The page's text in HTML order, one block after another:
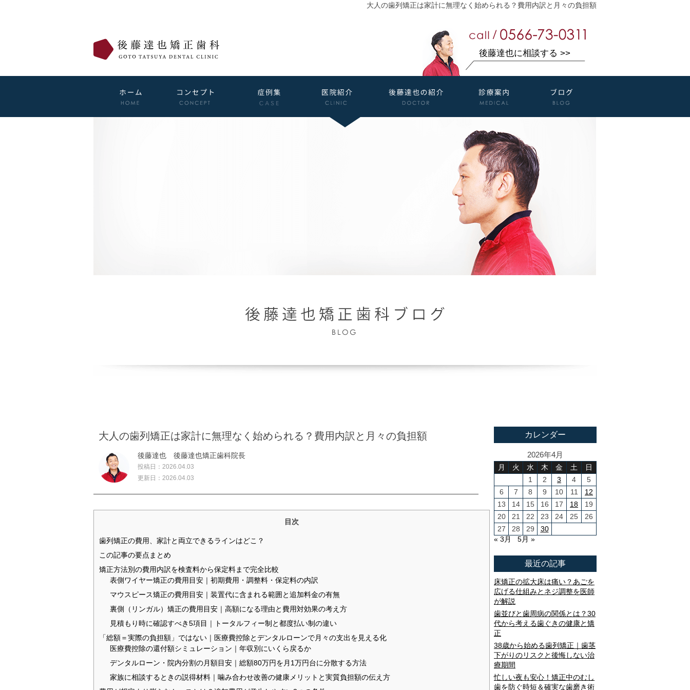
大人の歯列矯正は家計に無理なく始められる？費用内訳と月々の負担額
後藤達也に相談する >>
大人の歯列矯正は家計に無理なく始められる？費用内訳と月々の負担額
後藤達也 後藤達也矯正歯科院長
投稿日：2026.04.03
更新日：2026.04.03
目次
歯列矯正の費用、家計と両立できるラインはどこ？
この記事の要点まとめ
矯正方法別の費用内訳を検査料から保定料まで完全比較
表側ワイヤー矯正の費用目安｜初期費用・調整料・保定料の内訳
マウスピース矯正の費用目安｜装置代に含まれる範囲と追加料金の有無
裏側（リンガル）矯正の費用目安｜高額になる理由と費用対効果の考え方
見積もり時に確認すべき5項目｜トータルフィー制と都度払い制の違い
「総額＝実際の負担額」ではない｜医療費控除とデンタルローンで月々の支出を見える化
医療費控除の還付額シミュレーション｜年収別にいくら戻るか
デンタルローン・院内分割の月額目安｜総額80万円を月1万円台に分散する方法
家族に相談するときの説得材料｜噛み合わせ改善の健康メリットと実質負担額の伝え方
カレンダー
2026年4月
月 火 水 木 金 土
日
1
2 3 4
5
6
7 8 9 10 11
12
13
14 15 16 17 18
19
20
21 22 23 24 25
26
27
28 29
30
« 3月
5月 »
最近の記事
床矯正の拡大床は痛い？あごを
広げる仕組みとネジ調整を医師
が解説
歯並びと歯周病の関係とは？30
代から考える歯ぐきの健康と矯
正
38歳から始める歯列矯正｜歯茎
下がりのリスクと後悔しない治
療期間
忙しい夜も安心！矯正中のむし
歯を防ぐ時短＆確実な歯磨き術